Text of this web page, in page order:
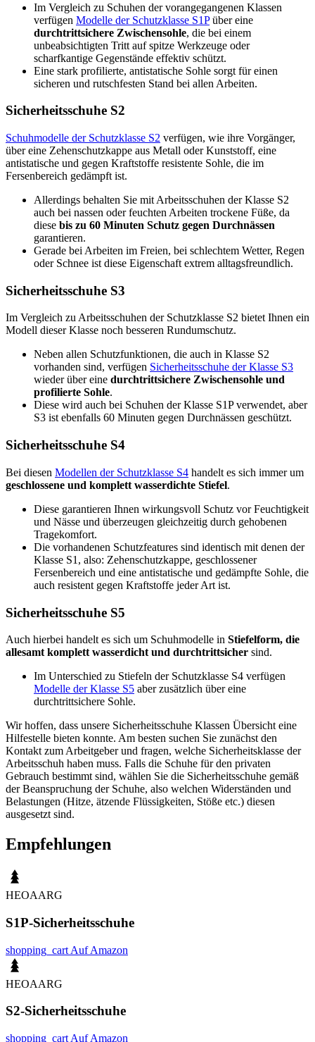
Im Vergleich zu Schuhen der vorangegangenen Klassen
verfügen Modelle der Schutzklasse S1Püber eine
durchtrittsichere Zwischensohle, die bei einem
unbeabsichtigten Tritt auf spitze Werkzeuge oder
scharfkantige Gegenstände effektiv schützt.
Eine stark profilierte, antistatische Sohle sorgt für einen
sicheren und rutschfesten Stand bei allen Arbeiten.
Sicherheitsschuhe S2
Schuhmodelle der Schutzklasse S2 verfügen, wie ihre Vorgänger,
über eine Zehenschutzkappe aus Metall oder Kunststoff, eine
antistatische und gegen Kraftstoffe resistente Sohle, die im
Fersenbereich gedämpft ist.
Allerdings behalten Sie mit Arbeitsschuhen der Klasse S2
auch bei nassen oder feuchten Arbeiten trockene Füße, da
diese bis zu 60 Minuten Schutz gegen Durchnässen
garantieren.
Gerade bei Arbeiten im Freien, bei schlechtem Wetter, Regen
oder Schnee ist diese Eigenschaft extrem alltagsfreundlich.
Sicherheitsschuhe S3
Im Vergleich zu Arbeitsschuhen der Schutzklasse S2 bietet Ihnen ein
Modell dieser Klasse noch besseren Rundumschutz.
Neben allen Schutzfunktionen, die auch in Klasse S2
vorhanden sind, verfügen Sicherheitsschuhe der Klasse S3
wieder über eine durchtrittsichere Zwischensohle und
profilierte Sohle.
Diese wird auch bei Schuhen der Klasse S1P verwendet, aber
S3 ist ebenfalls 60 Minuten gegen Durchnässen geschützt.
Sicherheitsschuhe S4
Bei diesen Modellen der Schutzklasse S4 handelt es sich immer um
geschlossene und komplett wasserdichte Stiefel.
Diese garantieren Ihnen wirkungsvoll Schutz vor Feuchtigkeit
und Nässe und überzeugen gleichzeitig durch gehobenen
Tragekomfort.
Die vorhandenen Schutzfeatures sind identisch mit denen der
Klasse S1, also: Zehenschutzkappe, geschlossener
Fersenbereich und eine antistatische und gedämpfte Sohle, die
auch resistent gegen Kraftstoffe jeder Art ist.
Sicherheitsschuhe S5
Auch hierbei handelt es sich um Schuhmodelle in Stiefelform, die
allesamt komplett wasserdicht und durchtrittsicher sind.
Im Unterschied zu Stiefeln der Schutzklasse S4 verfügen
Modelle der Klasse S5 aber zusätzlich über eine
durchtrittsichere Sohle.
Wir hoffen, dass unsere Sicherheitsschuhe Klassen Übersicht eine
Hilfestelle bieten konnte. Am besten suchen Sie zunächst den
Kontakt zum Arbeitgeber und fragen, welche Sicherheitsklasse der
Arbeitsschuh haben muss. Falls die Schuhe für den privaten
Gebrauch bestimmt sind, wählen Sie die Sicherheitsschuhe gemäß
der Beanspruchung der Schuhe, also welchen Widerständen und
Belastungen (Hitze, ätzende Flüssigkeiten, Stöße etc.) diesen
ausgesetzt sind.
Empfehlungen
HEOAARG
S1P-Sicherheitsschuhe
shopping_cart Auf Amazon
HEOAARG
S2-Sicherheitsschuhe
shopping_cart Auf Amazon